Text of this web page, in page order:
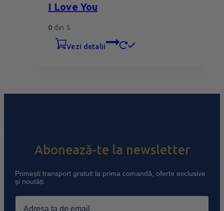
I Love You
0 din 5
vezi detalii
Abonează-te la newsletter
Primești transport gratuit la prima comandă, oferte exclusive
și noutăți.
Email